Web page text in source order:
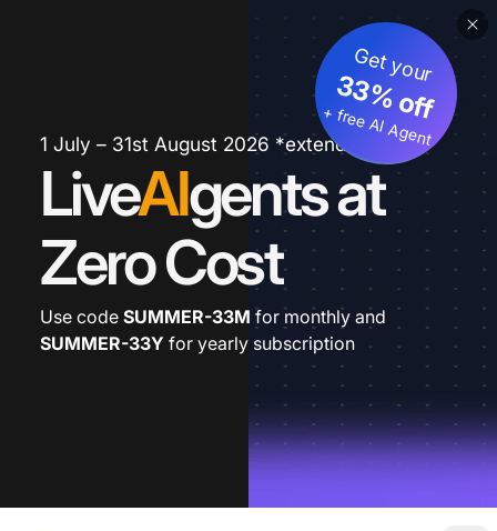
1 July – 31st August 2026 *extended
LiveAIgents at
Zero Cost
Get your
33% off
+ free AI Agent
Use code SUMMER-33M for monthly and
SUMMER-33Y for yearly subscription